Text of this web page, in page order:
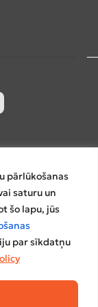
pārlūkošanas
saturu un
šo lapu, jūs
par sīkdatņu